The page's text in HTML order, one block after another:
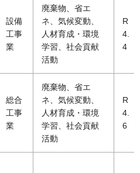
設備
工事
業
廃棄物、省エ
ネ、気候変動、
人材育成・環境
学習、社会貢献
活動
R
4.
4
総合
工事
業
廃棄物、省エ
ネ、気候変動、
人材育成・環境
学習、社会貢献
活動
R
4.
6